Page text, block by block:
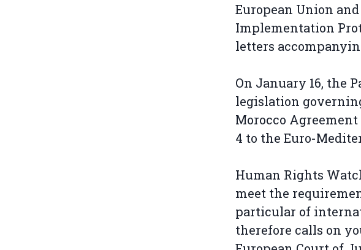
European Union
Implementation
letters
On January 16, the
legislation
Morocco
4 to the Euro-
Human Rights
meet the
particular of
therefore calls on